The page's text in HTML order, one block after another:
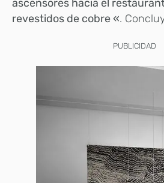
ascensores hacia el
revestidos de cobre «.
PUBLICIDAD